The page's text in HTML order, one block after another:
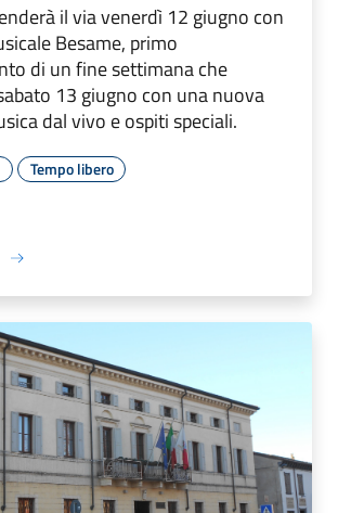
il via venerdì 12 giugno con
Besame, primo
di un fine settimana che
13 giugno con una nuova
dal vivo e ospiti speciali.
Tempo libero